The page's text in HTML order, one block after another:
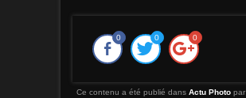
0 0 0
Ce contenu a été publié dans Actu Photopar